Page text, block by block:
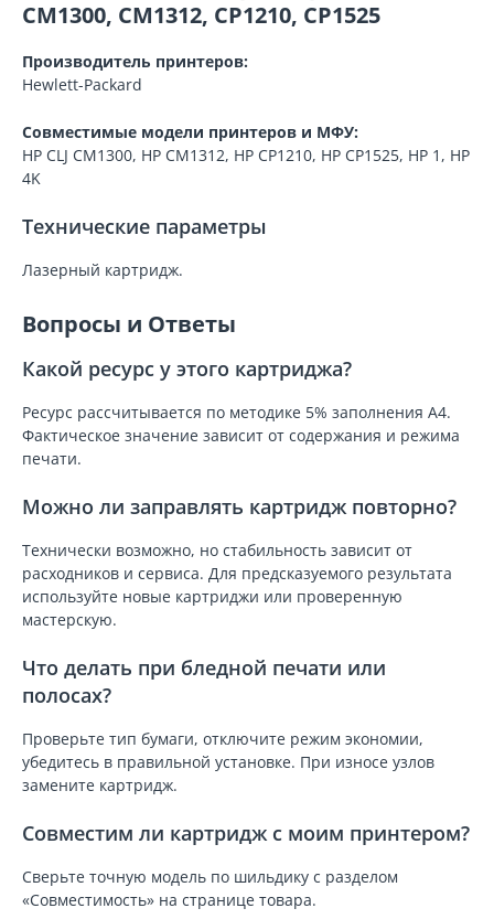
CM1300, CM1312, CP1210, CP1525
Производитель принтеров:
Hewlett-Packard
Совместимые модели принтеров и МФУ:
HP CLJ CM1300, HP CM1312, HP CP1210, HP CP1525, HP 1, HP
4K
Технические параметры
Лазерный картридж.
Вопросы и Ответы
Какой ресурс у этого картриджа?
Ресурс рассчитывается по методике 5% заполнения A4.
Фактическое значение зависит от содержания и режима
печати.
Можно ли заправлять картридж повторно?
Технически возможно, но стабильность зависит от
расходников и сервиса. Для предсказуемого результата
используйте новые картриджи или проверенную
мастерскую.
Что делать при бледной печати или
полосах?
Проверьте тип бумаги, отключите режим экономии,
убедитесь в правильной установке. При износе узлов
замените картридж.
Совместим ли картридж с моим принтером?
Сверьте точную модель по шильдику с разделом
«Совместимость» на странице товара.